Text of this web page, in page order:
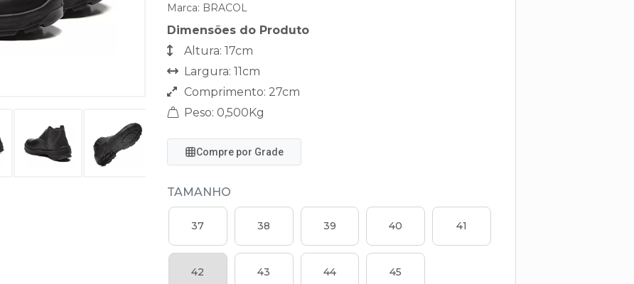
Marca: BRACOL
Dimensões do Produto
Altura: 17cm
Largura: 11cm
Comprimento: 27cm
Peso: 0,500Kg
Compre por Grade
TAMANHO
37 38 39 40 41
42 43 44 45